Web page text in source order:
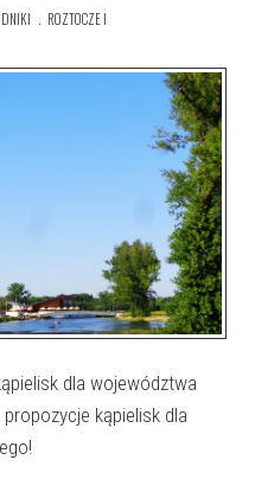
ROZTOCZE I
dla województwa
kąpielisk dla